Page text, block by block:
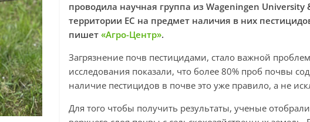
проводила научная группа из Wageningen
территории ЕС на предмет наличия в них
пишет «Агро-Центр».
Загрязнение почв пестицидами, стало важной
исследования показали, что более 80% проб почвы
наличие пестицидов в почве это уже правило, а не
Для того чтобы получить результаты, ученые